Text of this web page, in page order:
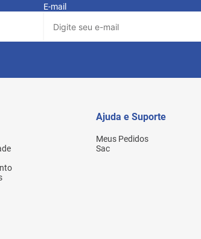
E-mail
Ajuda e Suporte
Meus Pedidos
Sac